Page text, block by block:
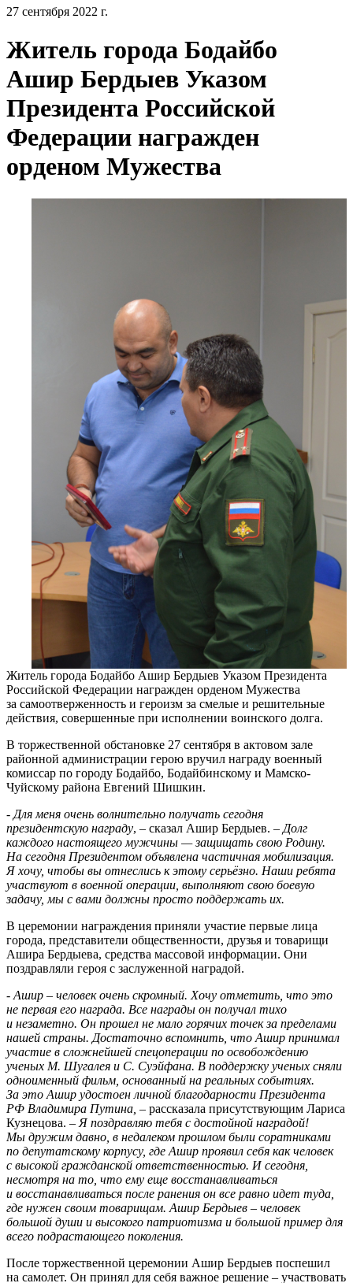
27 сентября 2022 г.
Житель города Бодайбо
Ашир Бердыев Указом
Президента Российской
Федерации награжден
орденом Мужества
Житель города Бодайбо Ашир Бердыев Указом Президента
Российской Федерации награжден орденом Мужества
за самоотверженность и героизм за смелые и решительные
действия, совершенные при исполнении воинского долга.
В торжественной обстановке 27 сентября в актовом зале
районной администрации герою вручил награду военный
комиссар по городу Бодайбо, Бодайбинскому и Мамско-
Чуйскому района Евгений Шишкин.
- Для меня очень волнительно получать сегодня
президентскую награду, – сказал Ашир Бердыев. – Долг
каждого настоящего мужчины — защищать свою Родину.
На сегодня Президентом объявлена частичная мобилизация.
Я хочу, чтобы вы отнеслись к этому серьёзно. Наши ребята
участвуют в военной операции, выполняют свою боевую
задачу, мы с вами должны просто поддержать их.
В церемонии награждения приняли участие первые лица
города, представители общественности, друзья и товарищи
Ашира Бердыева, средства массовой информации. Они
поздравляли героя с заслуженной наградой.
- Ашир – человек очень скромный. Хочу отметить, что это
не первая его награда. Все награды он получал тихо
и незаметно. Он прошел не мало горячих точек за пределами
нашей страны. Достаточно вспомнить, что Ашир принимал
участие в сложнейшей спецоперации по освобождению
ученых М. Шугалея и С. Суэйфана. В поддержку ученых сняли
одноименный фильм, основанный на реальных событиях.
За это Ашир удостоен личной благодарности Президента
РФ Владимира Путина, – рассказала присутствующим Лариса
Кузнецова. – Я поздравляю тебя с достойной наградой!
Мы дружим давно, в недалеком прошлом были соратниками
по депутатскому корпусу, где Ашир проявил себя как человек
с высокой гражданской ответственностью. И сегодня,
несмотря на то, что ему еще восстанавливаться
и восстанавливаться после ранения он все равно идет туда,
где нужен своим товарищам. Ашир Бердыев – человек
большой души и высокого патриотизма и большой пример для
всего подрастающего поколения.
После торжественной церемонии Ашир Бердыев поспешил
на самолет. Он принял для себя важное решение – участвовать